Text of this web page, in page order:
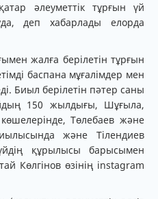
әлеуметтік тұрғын үй
деп хабарлады елорда
жалға берілетін тұрғын
баспана мұғалімдер мен
Биыл берілетін пәтер саны
150 жылдығы, Шұғыла,
Төлебаев және
және Тілендиев
құрылысы барысымен
Көлгінов өзінің instagram